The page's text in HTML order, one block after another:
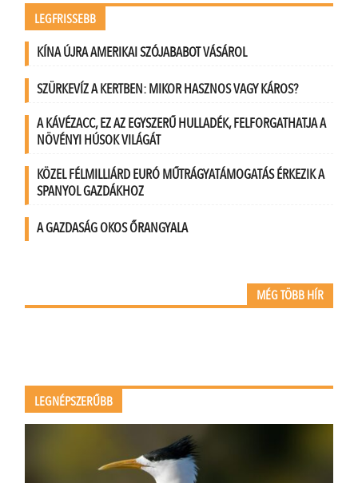
LEGFRISSEBB
KÍNA ÚJRA AMERIKAI SZÓJABABOT VÁSÁROL
SZÜRKEVÍZ A KERTBEN: MIKOR HASZNOS VAGY KÁROS?
A KÁVÉZACC, EZ AZ EGYSZERŰ HULLADÉK, FELFORGATHATJA A
NÖVÉNYI HÚSOK VILÁGÁT
KÖZEL FÉLMILLIÁRD EURÓ MŰTRÁGYATÁMOGATÁS ÉRKEZIK A
SPANYOL GAZDÁKHOZ
A GAZDASÁG OKOS ŐRANGYALA
MÉG TÖBB HÍR
LEGNÉPSZERŰBB